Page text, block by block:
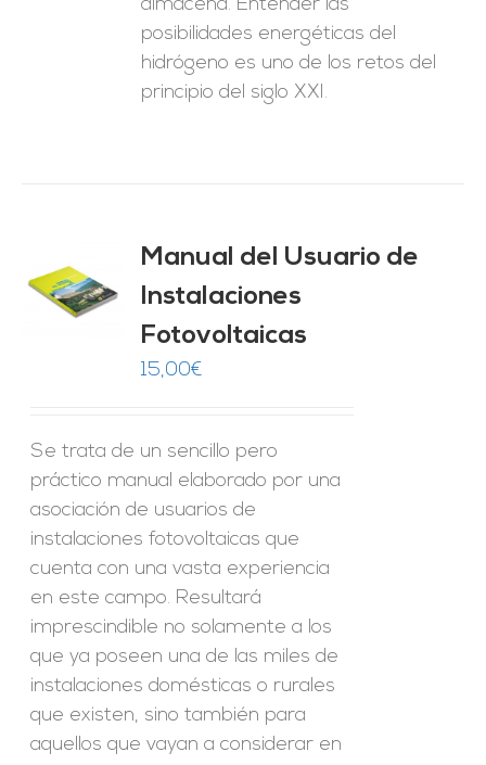
almacena. Entender las
posibilidades energéticas del
hidrógeno es uno de los retos del
principio del siglo XXI.
Manual del Usuario de
Instalaciones
Fotovoltaicas
15,00€
Se trata de un sencillo pero
práctico manual elaborado por una
asociación de usuarios de
instalaciones fotovoltaicas que
cuenta con una vasta experiencia
en este campo. Resultará
imprescindible no solamente a los
que ya poseen una de las miles de
instalaciones domésticas o rurales
que existen, sino también para
aquellos que vayan a considerar en